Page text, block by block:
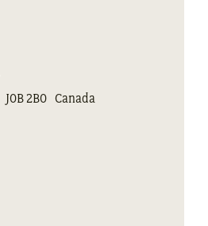
J0B 2B0 Canada